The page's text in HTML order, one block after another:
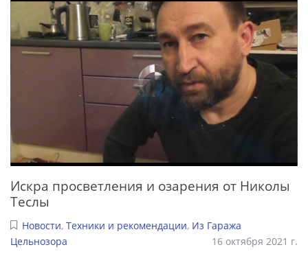
Искра просветления и озарения от Николы
Теслы
Новости, Техники и рекомендации, Из Гаража
Цельнозора
16 октября 2021 г.